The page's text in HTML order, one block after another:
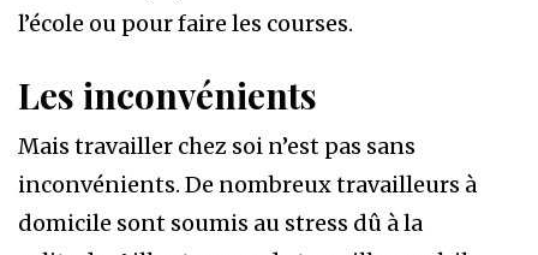
l’école ou pour faire les courses.
Les inconvénients
Mais travailler chez soi n’est pas sans
inconvénients. De nombreux travailleurs à
domicile sont soumis au stress dû à la